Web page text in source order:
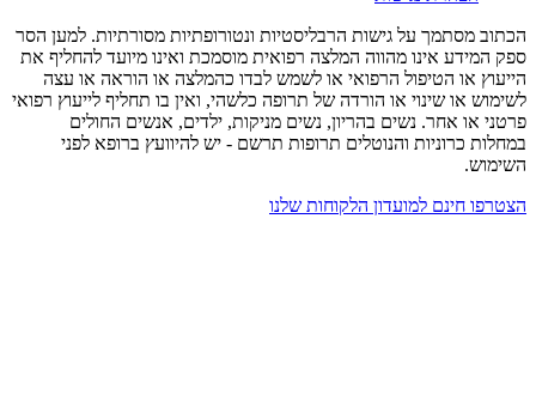
הכתוב מסתמך על גישות הרבליסטיות ונטורופתיות מסורתיות. למען הסר
ספק המידע אינו מהווה המלצה רפואית מוסמכת ואינו מיועד להחליף את
הייעוץ או הטיפול הרפואי או לשמש לבדו כהמלצה או הוראה או עצה
לשימוש או שינוי או הורדה של תרופה כלשהי, ואין בו תחליף לייעוץ רפואי
פרטני או אחר. נשים בהריון, נשים מניקות, ילדים, אנשים החולים
במחלות כרוניות והנוטלים תרופות תרשם - יש להיוועץ ברופא לפני
השימוש.
הצטרפו חינם למועדון הלקוחות שלנו